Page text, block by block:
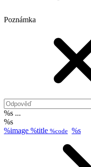
Poznámka
%s ...
%s
%image %title %code %s